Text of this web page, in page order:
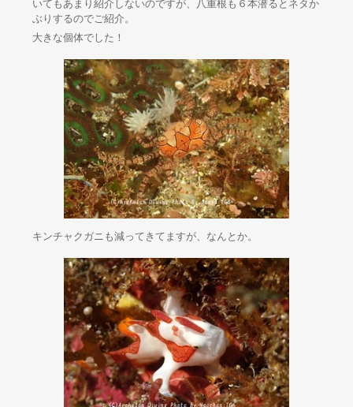
いてもあまり紹介しないのですが、八重根も６本潜るとネタか
ぶりするのでご紹介。
大きな個体でした！
キンチャクガニも減ってきてますが、なんとか。